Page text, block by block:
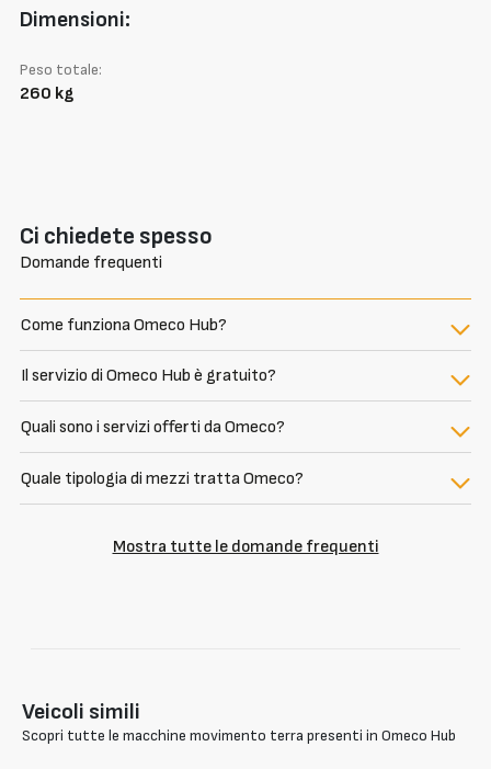
Dimensioni:
Peso totale:
260 kg
Ci chiedete spesso
Domande frequenti
Come funziona Omeco Hub?
Il servizio di Omeco Hub è gratuito?
Quali sono i servizi offerti da Omeco?
Quale tipologia di mezzi tratta Omeco?
Mostra tutte le domande frequenti
Veicoli simili
Scopri tutte le macchine movimento terra presenti in Omeco Hub